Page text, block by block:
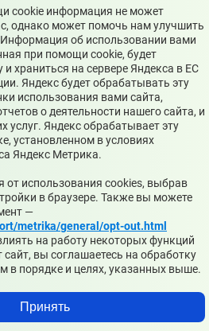
и массовых коммуникаций
2022 г.
cookie информация не может
однако может помочь нам улучшить
об использовании вами
при помощи cookie, будет
и храниться на сервере Яндекса в ЕС
Яндекс будет обрабатывать эту
использования вами сайта,
о деятельности нашего сайта, и
услуг. Яндекс обрабатывает эту
установленном в условиях
Яндекс Метрика.
от использования cookies, выбрав
в браузере. Также вы можете
—
metrika/general/opt-out.html
на работу некоторых функций
сайт, вы соглашаетесь на обработку
в порядке и целях, указанных выше.
Принять
Муниципального округа
Свердловской области
сайта
Архив